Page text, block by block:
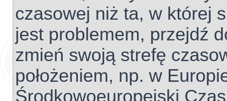
czasowej niż ta, w której
jest problemem, przejdź
zmień swoją strefę
położeniem, np. w
Środkowoeuropejski